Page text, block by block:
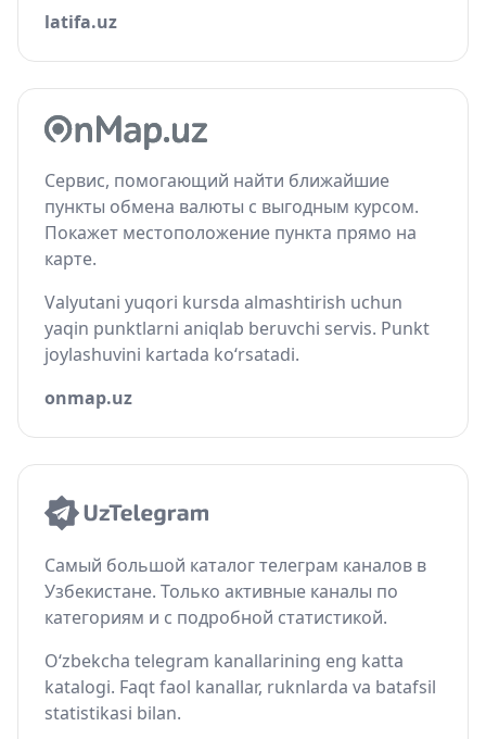
latifa.uz
Сервис, помогающий найти ближайшие
пункты обмена валюты с выгодным курсом.
Покажет местоположение пункта прямо на
карте.
Valyutani yuqori kursda almashtirish uchun
yaqin punktlarni aniqlab beruvchi servis. Punkt
joylashuvini kartada ko‘rsatadi.
onmap.uz
Самый большой каталог телеграм каналов в
Узбекистане. Только активные каналы по
категориям и с подробной статистикой.
O‘zbekcha telegram kanallarining eng katta
katalogi. Faqt faol kanallar, ruknlarda va batafsil
statistikasi bilan.